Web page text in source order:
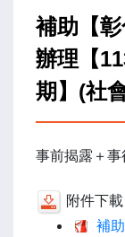
補助【彰
辦理【
期】(社
事前揭露＋事
附件下載
補